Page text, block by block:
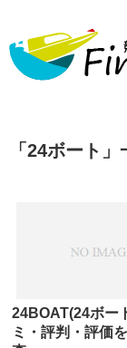
「 24ボート 」
24BOAT(24ボー
ミ・評判・評価